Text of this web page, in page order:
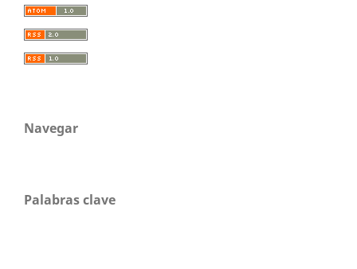
Navegar
Palabras clave